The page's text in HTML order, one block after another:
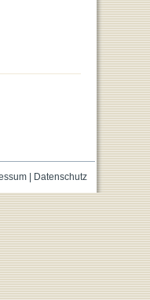
| Datenschutz